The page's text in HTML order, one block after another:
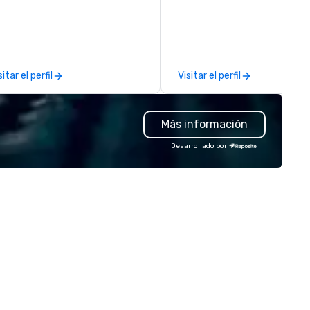
a level of excellence rarely
in the catering industry.
el perfil
contracting, custom exhibit
building, graphic design,
and logistics. We are able to
troubleshoot any problem
our extensive knowledge and
implement the right
Visitar el perfil
Más información
Desarrollado por